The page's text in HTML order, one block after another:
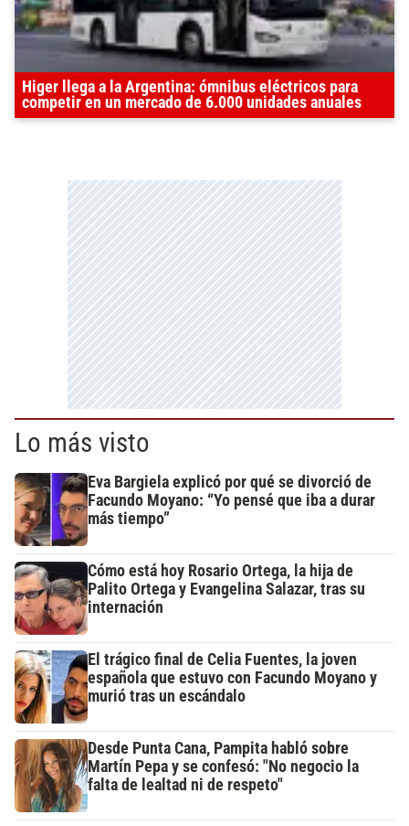
Higer llega a la Argentina: ómnibus eléctricos para
competir en un mercado de 6.000 unidades anuales
Lo más visto
Eva Bargiela explicó por qué se divorció de
Facundo Moyano: “Yo pensé que iba a durar
más tiempo”
Cómo está hoy Rosario Ortega, la hija de
Palito Ortega y Evangelina Salazar, tras su
internación
El trágico final de Celia Fuentes, la joven
española que estuvo con Facundo Moyano y
murió tras un escándalo
Desde Punta Cana, Pampita habló sobre
Martín Pepa y se confesó: "No negocio la
falta de lealtad ni de respeto"